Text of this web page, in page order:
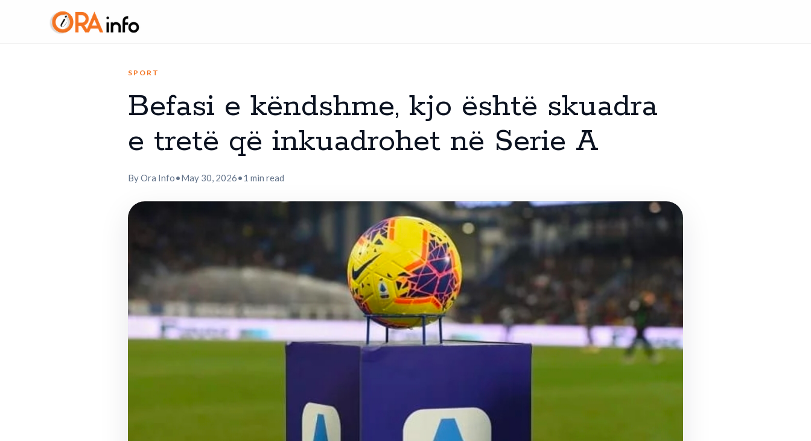
SPORT
Befasi e këndshme, kjo është skuadra
e tretë që inkuadrohet në Serie A
By Ora Info•May 30, 2026•1 min read